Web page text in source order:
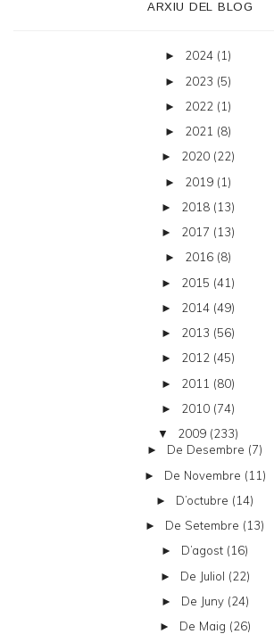
ARXIU DEL BLOG
► 2024 (1)
► 2023 (5)
► 2022 (1)
► 2021 (8)
► 2020 (22)
► 2019 (1)
► 2018 (13)
► 2017 (13)
► 2016 (8)
► 2015 (41)
► 2014 (49)
► 2013 (56)
► 2012 (45)
► 2011 (80)
► 2010 (74)
▼ 2009 (233)
► De Desembre (7)
► De Novembre (11)
► D’octubre (14)
► De Setembre (13)
► D’agost (16)
► De Juliol (22)
► De Juny (24)
► De Maig (26)